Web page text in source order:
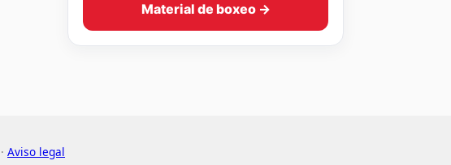
Material de boxeo →
· Aviso legal